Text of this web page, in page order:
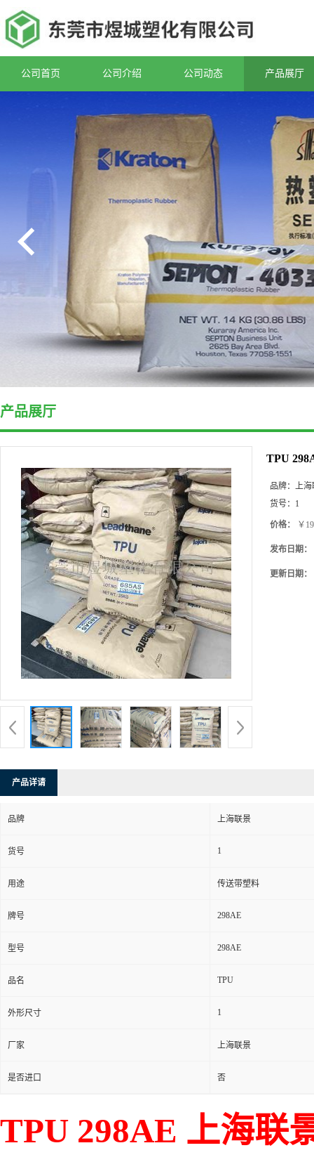
公司首页 公司介绍 公司动态 产品展厅
产品展厅
TPU
品牌： 上海
货号： 1
价格： ￥
发布日期：
更新日期：
产品详请
品牌 上海联景
货号 1
用途 传送带塑料
牌号 298AE
型号 298AE
品名 TPU
外形尺寸 1
厂家 上海联景
是否进口 否
TPU 298AE 上海联